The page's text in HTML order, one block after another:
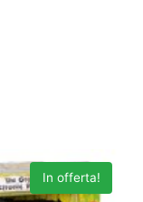
In offerta!